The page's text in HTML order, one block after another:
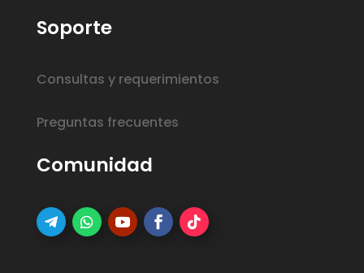
Soporte
Consultas y requerimientos
Preguntas frecuentes
Comunidad